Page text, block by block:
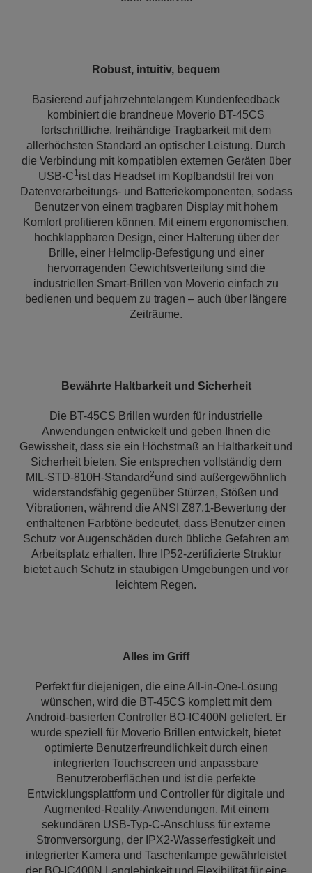
Robust, intuitiv, bequem
Basierend auf jahrzehntelangem Kundenfeedback
kombiniert die brandneue Moverio BT-45CS
fortschrittliche, freihändige Tragbarkeit mit dem
allerhöchsten Standard an optischer Leistung. Durch
die Verbindung mit kompatiblen externen Geräten über
USB-C1ist das Headset im Kopfbandstil frei von
Datenverarbeitungs- und Batteriekomponenten, sodass
Benutzer von einem tragbaren Display mit hohem
Komfort profitieren können. Mit einem ergonomischen,
hochklappbaren Design, einer Halterung über der
Brille, einer Helmclip-Befestigung und einer
hervorragenden Gewichtsverteilung sind die
industriellen Smart-Brillen von Moverio einfach zu
bedienen und bequem zu tragen – auch über längere
Zeiträume.
Bewährte Haltbarkeit und Sicherheit
Die BT-45CS Brillen wurden für industrielle
Anwendungen entwickelt und geben Ihnen die
Gewissheit, dass sie ein Höchstmaß an Haltbarkeit und
Sicherheit bieten. Sie entsprechen vollständig dem
MIL-STD-810H-Standard2und sind außergewöhnlich
widerstandsfähig gegenüber Stürzen, Stößen und
Vibrationen, während die ANSI Z87.1-Bewertung der
enthaltenen Farbtöne bedeutet, dass Benutzer einen
Schutz vor Augenschäden durch übliche Gefahren am
Arbeitsplatz erhalten. Ihre IP52-zertifizierte Struktur
bietet auch Schutz in staubigen Umgebungen und vor
leichtem Regen.
Alles im Griff
Perfekt für diejenigen, die eine All-in-One-Lösung
wünschen, wird die BT-45CS komplett mit dem
Android-basierten Controller BO-IC400N geliefert. Er
wurde speziell für Moverio Brillen entwickelt, bietet
optimierte Benutzerfreundlichkeit durch einen
integrierten Touchscreen und anpassbare
Benutzeroberflächen und ist die perfekte
Entwicklungsplattform und Controller für digitale und
Augmented-Reality-Anwendungen. Mit einem
sekundären USB-Typ-C-Anschluss für externe
Stromversorgung, der IPX2-Wasserfestigkeit und
integrierter Kamera und Taschenlampe gewährleistet
der BO-IC400N Langlebigkeit und Flexibilität für eine